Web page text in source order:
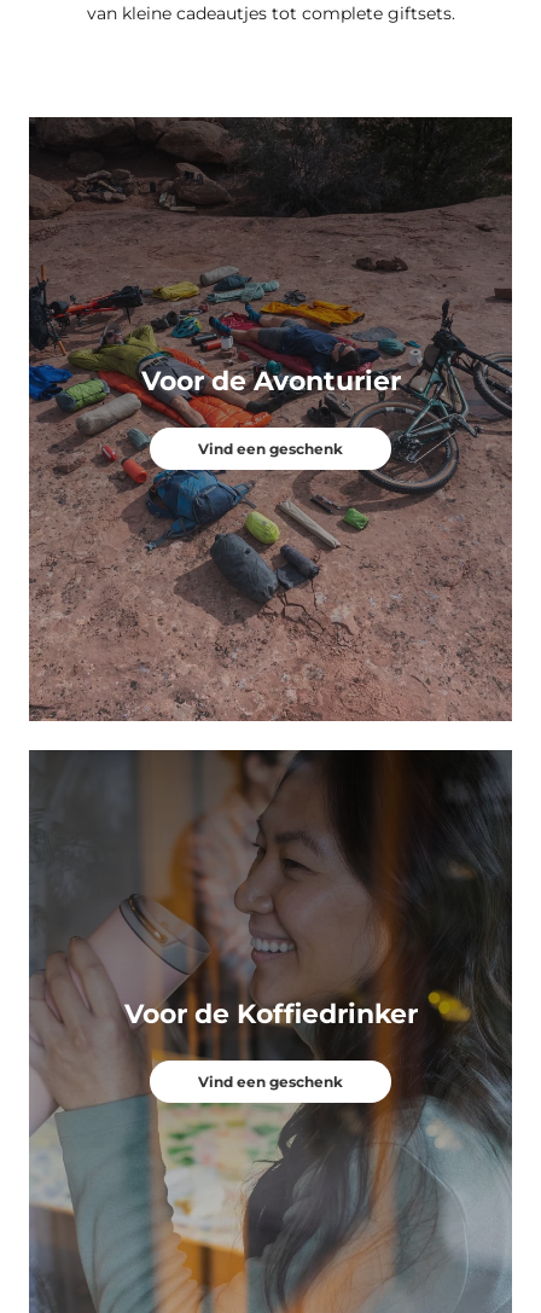
van kleine cadeautjes tot complete giftsets.
Voor de Avonturier
Vind een geschenk
Voor de Koffiedrinker
Vind een geschenk